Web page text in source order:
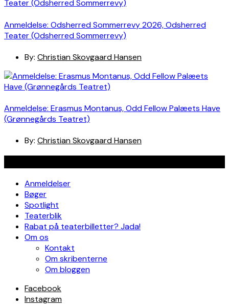
Anmeldelse: Odsherred Sommerrevy 2026, Odsherred
Teater (Odsherred Sommerrevy)
By: Christian Skovgaard Hansen
Anmeldelse: Erasmus Montanus, Odd Fellow Palæets Have
(Grønnegårds Teatret)
By: Christian Skovgaard Hansen
Anmeldelser
Bøger
Spotlight
Teaterblik
Rabat på teaterbilletter? Jada!
Om os
Kontakt
Om skribenterne
Om bloggen
Facebook
Instagram